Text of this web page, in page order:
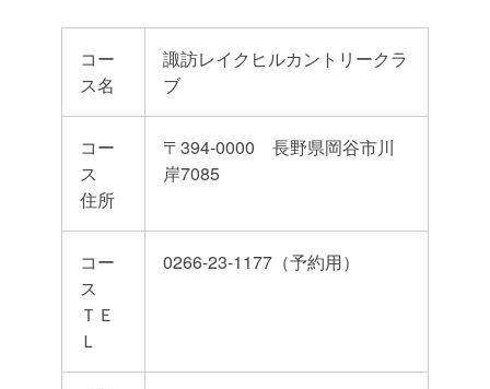
コー
ス名
諏訪レイクヒルカントリークラ
ブ
コー
ス
住所
〒394-0000 長野県岡谷市川
岸7085
コー
ス
ＴＥ
Ｌ
0266-23-1177（予約用）